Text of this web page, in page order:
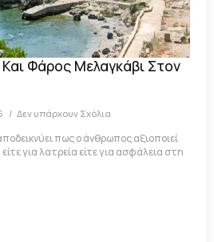
Φάρος Μελαγκάβι Στον
Δεν υπάρχουν Σχόλια
πως ο άνθρωπος αξιοποιεί
είτε για λατρεία είτε για ασφάλεια στη